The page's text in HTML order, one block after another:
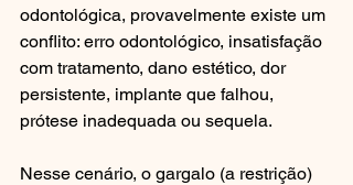
odontológica, provavelmente existe um
conflito: erro odontológico, insatisfação
com tratamento, dano estético, dor
persistente, implante que falhou,
prótese inadequada ou sequela.
Nesse cenário, o gargalo (a restrição)